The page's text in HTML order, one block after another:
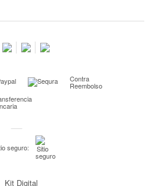
de fotos Contra
Reembolso
seguro: